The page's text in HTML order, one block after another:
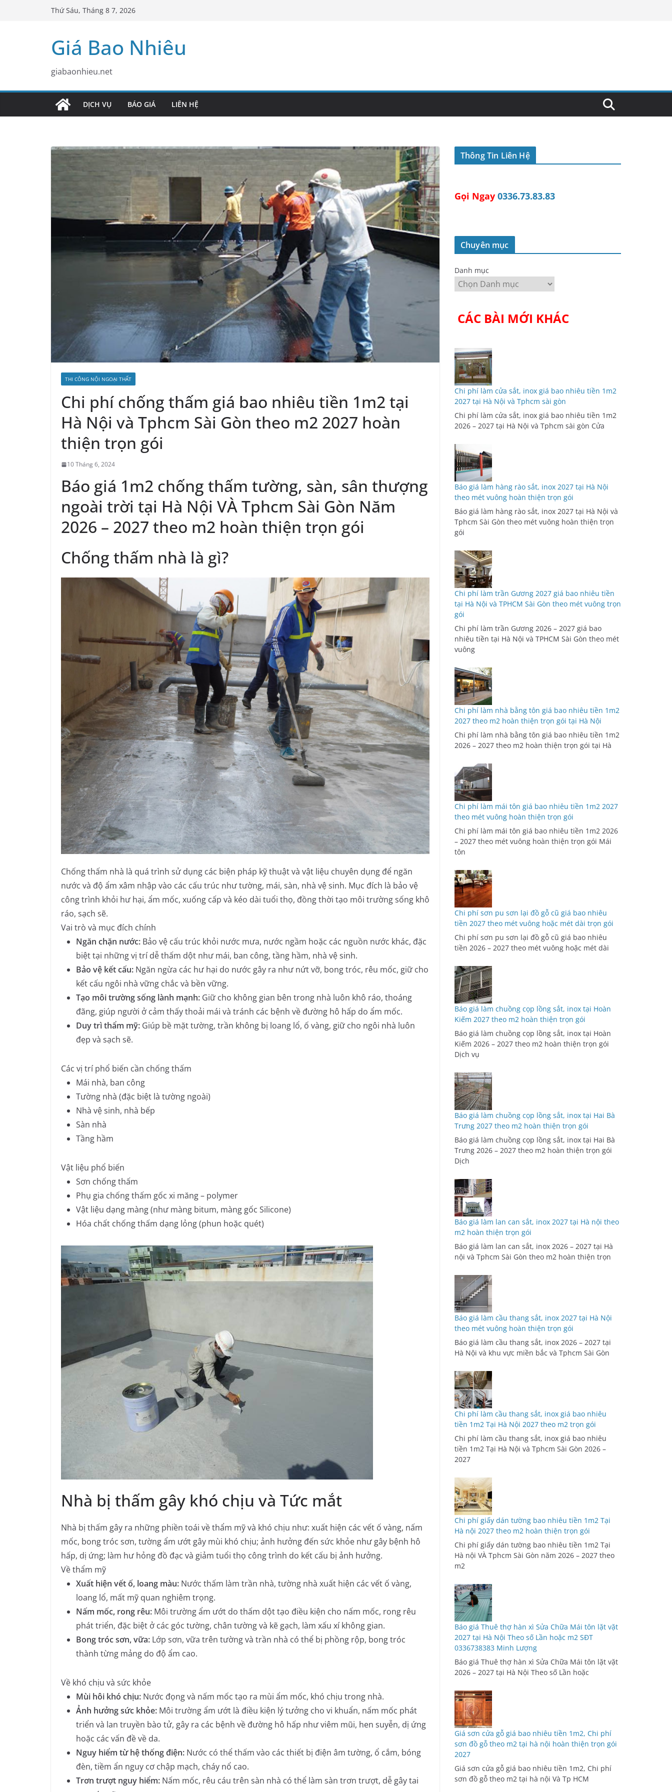
Thứ Sáu, Tháng 8 7, 2026
Giá Bao Nhiêu
giabaonhieu.net
DỊCH VỤ BÁO GIÁ LIÊN HỆ
THI CÔNG NỘI NGOẠI THẤT
Chi phí chống thấm giá bao nhiêu tiền 1m2 tại
Hà Nội và Tphcm Sài Gòn theo m2 2027 hoàn
thiện trọn gói
10 Tháng 6, 2024
Báo giá 1m2 chống thấm tường, sàn, sân thượng
ngoài trời tại Hà Nội VÀ Tphcm Sài Gòn Năm
2026 – 2027 theo m2 hoàn thiện trọn gói
Chống thấm nhà là gì?
Chống thấm nhà là quá trình sử dụng các biện pháp kỹ thuật và vật liệu chuyên dụng để ngăn
nước và độ ẩm xâm nhập vào các cấu trúc như tường, mái, sàn, nhà vệ sinh. Mục đích là bảo vệ
công trình khỏi hư hại, ẩm mốc, xuống cấp và kéo dài tuổi thọ, đồng thời tạo môi trường sống khô
ráo, sạch sẽ.
Vai trò và mục đích chính
Ngăn chặn nước: Bảo vệ cấu trúc khỏi nước mưa, nước ngầm hoặc các nguồn nước khác, đặc
biệt tại những vị trí dễ thấm dột như mái, ban công, tầng hầm, nhà vệ sinh.
Bảo vệ kết cấu: Ngăn ngừa các hư hại do nước gây ra như nứt vỡ, bong tróc, rêu mốc, giữ cho
kết cấu ngôi nhà vững chắc và bền vững.
Tạo môi trường sống lành mạnh: Giữ cho không gian bên trong nhà luôn khô ráo, thoáng
đãng, giúp người ở cảm thấy thoải mái và tránh các bệnh về đường hô hấp do ẩm mốc.
Duy trì thẩm mỹ: Giúp bề mặt tường, trần không bị loang lổ, ố vàng, giữ cho ngôi nhà luôn
đẹp và sạch sẽ.
Các vị trí phổ biến cần chống thấm
Mái nhà, ban công
Tường nhà (đặc biệt là tường ngoài)
Nhà vệ sinh, nhà bếp
Sàn nhà
Tầng hầm
Vật liệu phổ biến
Sơn chống thấm
Phụ gia chống thấm gốc xi măng – polymer
Vật liệu dạng màng (như màng bitum, màng gốc Silicone)
Hóa chất chống thấm dạng lỏng (phun hoặc quét)
Nhà bị thấm gây khó chịu và Tức mắt
Nhà bị thấm gây ra những phiền toái về thẩm mỹ và khó chịu như: xuất hiện các vết ố vàng, nấm
mốc, bong tróc sơn, tường ẩm ướt gây mùi khó chịu; ảnh hưởng đến sức khỏe như gây bệnh hô
hấp, dị ứng; làm hư hỏng đồ đạc và giảm tuổi thọ công trình do kết cấu bị ảnh hưởng.
Về thẩm mỹ
Xuất hiện vết ố, loang màu: Nước thấm làm trần nhà, tường nhà xuất hiện các vết ố vàng,
loang lổ, mất mỹ quan nghiêm trọng.
Nấm mốc, rong rêu: Môi trường ẩm ướt do thấm dột tạo điều kiện cho nấm mốc, rong rêu
phát triển, đặc biệt ở các góc tường, chân tường và kẽ gạch, làm xấu xí không gian.
Bong tróc sơn, vữa: Lớp sơn, vữa trên tường và trần nhà có thể bị phồng rộp, bong tróc
thành từng mảng do độ ẩm cao.
Về khó chịu và sức khỏe
Mùi hôi khó chịu: Nước đọng và nấm mốc tạo ra mùi ẩm mốc, khó chịu trong nhà.
Ảnh hưởng sức khỏe: Môi trường ẩm ướt là điều kiện lý tưởng cho vi khuẩn, nấm mốc phát
triển và lan truyền bào tử, gây ra các bệnh về đường hô hấp như viêm mũi, hen suyễn, dị ứng
hoặc các vấn đề về da.
Nguy hiểm từ hệ thống điện: Nước có thể thấm vào các thiết bị điện âm tường, ổ cắm, bóng
đèn, tiềm ẩn nguy cơ chập mạch, cháy nổ cao.
Trơn trượt nguy hiểm: Nấm mốc, rêu cáu trên sàn nhà có thể làm sàn trơn trượt, dễ gây tai
Thông Tin Liên Hệ
Gọi Ngay 0336.73.83.83
Chuyên mục
Danh mục
CÁC BÀI MỚI KHÁC
Chi phí làm cửa sắt, inox giá bao nhiêu tiền 1m2
2027 tại Hà Nội và Tphcm sài gòn
Chi phí làm cửa sắt, inox giá bao nhiêu tiền 1m2
2026 – 2027 tại Hà Nội và Tphcm sài gòn Cửa
Báo giá làm hàng rào sắt, inox 2027 tại Hà Nội
theo mét vuông hoàn thiện trọn gói
Báo giá làm hàng rào sắt, inox 2027 tại Hà Nội và
Tphcm Sài Gòn theo mét vuông hoàn thiện trọn
gói
Chi phí làm trần Gương 2027 giá bao nhiêu tiền
tại Hà Nội và TPHCM Sài Gòn theo mét vuông trọn
gói
Chi phí làm trần Gương 2026 – 2027 giá bao
nhiêu tiền tại Hà Nội và TPHCM Sài Gòn theo mét
vuông
Chi phí làm nhà bằng tôn giá bao nhiêu tiền 1m2
2027 theo m2 hoàn thiện trọn gói tại Hà Nội
Chi phí làm nhà bằng tôn giá bao nhiêu tiền 1m2
2026 – 2027 theo m2 hoàn thiện trọn gói tại Hà
Chi phí làm mái tôn giá bao nhiêu tiền 1m2 2027
theo mét vuông hoàn thiện trọn gói
Chi phí làm mái tôn giá bao nhiêu tiền 1m2 2026
– 2027 theo mét vuông hoàn thiện trọn gói Mái
tôn
Chi phí sơn pu sơn lại đồ gỗ cũ giá bao nhiêu
tiền 2027 theo mét vuông hoặc mét dài trọn gói
Chi phí sơn pu sơn lại đồ gỗ cũ giá bao nhiêu
tiền 2026 – 2027 theo mét vuông hoặc mét dài
Báo giá làm chuồng cọp lồng sắt, inox tại Hoàn
Kiếm 2027 theo m2 hoàn thiện trọn gói
Báo giá làm chuồng cọp lồng sắt, inox tại Hoàn
Kiếm 2026 – 2027 theo m2 hoàn thiện trọn gói
Dịch vụ
Báo giá làm chuồng cọp lồng sắt, inox tại Hai Bà
Trưng 2027 theo m2 hoàn thiện trọn gói
Báo giá làm chuồng cọp lồng sắt, inox tại Hai Bà
Trưng 2026 – 2027 theo m2 hoàn thiện trọn gói
Dịch
Báo giá làm lan can sắt, inox 2027 tại Hà nội theo
m2 hoàn thiện trọn gói
Báo giá làm lan can sắt, inox 2026 – 2027 tại Hà
nội và Tphcm Sài Gòn theo m2 hoàn thiện trọn
Báo giá làm cầu thang sắt, inox 2027 tại Hà Nội
theo mét vuông hoàn thiện trọn gói
Báo giá làm cầu thang sắt, inox 2026 – 2027 tại
Hà Nội và khu vực miền bắc và Tphcm Sài Gòn
Chi phí làm cầu thang sắt, inox giá bao nhiêu
tiền 1m2 Tại Hà Nội 2027 theo m2 trọn gói
Chi phí làm cầu thang sắt, inox giá bao nhiêu
tiền 1m2 Tại Hà Nội và Tphcm Sài Gòn 2026 –
2027
Chi phí giấy dán tường bao nhiêu tiền 1m2 Tại
Hà nội 2027 theo m2 hoàn thiện trọn gói
Chi phí giấy dán tường bao nhiêu tiền 1m2 Tại
Hà nội VÀ Tphcm Sài Gòn năm 2026 – 2027 theo
m2
Báo giá Thuê thợ hàn xì Sửa Chữa Mái tôn lặt vặt
2027 tại Hà Nội Theo số Lần hoặc m2 SĐT
0336738383 Minh Lượng
Báo giá Thuê thợ hàn xì Sửa Chữa Mái tôn lặt vặt
2026 – 2027 tại Hà Nội Theo số Lần hoặc
Giá sơn cửa gỗ giá bao nhiêu tiền 1m2, Chi phí
sơn đồ gỗ theo m2 tại hà nội hoàn thiện trọn gói
2027
Giá sơn cửa gỗ giá bao nhiêu tiền 1m2, Chi phí
sơn đồ gỗ theo m2 tại hà nội Và Tp HCM